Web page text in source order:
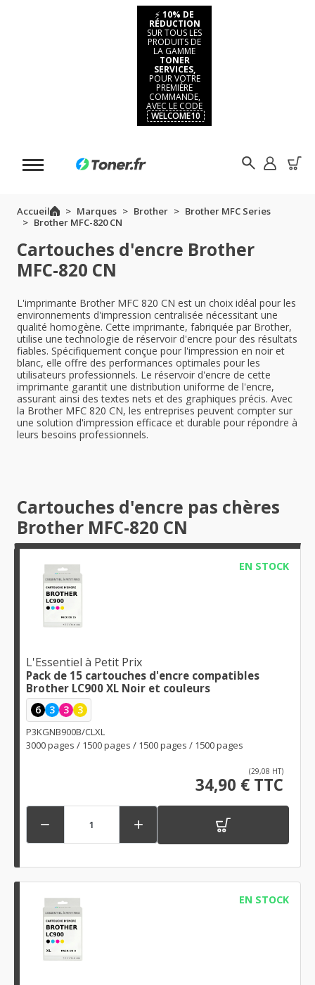
⚡ 10% DE
RÉDUCTION
SUR TOUS LES
PRODUITS DE
LA GAMME
TONER
SERVICES,
POUR VOTRE
PREMIÈRE
COMMANDE,
AVEC LE CODE
WELCOME10
Accueil Marques Brother
Brother MFC Series
Brother MFC-820 CN
Cartouches d'encre Brother
MFC-820 CN
L'imprimante Brother MFC 820 CN est un choix idéal pour les
environnements d'impression centralisée nécessitant une
qualité homogène. Cette imprimante, fabriquée par Brother,
utilise une technologie de réservoir d'encre pour des résultats
fiables. Spécifiquement conçue pour l'impression en noir et
blanc, elle offre des performances optimales pour les
utilisateurs professionnels. Le réservoir d'encre de cette
imprimante garantit une distribution uniforme de l'encre,
assurant ainsi des textes nets et des graphiques précis. Avec
la Brother MFC 820 CN, les entreprises peuvent compter sur
une solution d'impression efficace et durable pour répondre à
leurs besoins professionnels.
Cartouches d'encre pas chères
Brother MFC-820 CN
EN STOCK
L'Essentiel à Petit Prix
Pack de 15 cartouches d'encre compatibles
Brother LC900 XL Noir et couleurs
6 3 3 3
P3KGNB900B/CLXL
3000 pages / 1500 pages / 1500 pages / 1500 pages
(29,08 HT)
34,90 € TTC
 
EN STOCK